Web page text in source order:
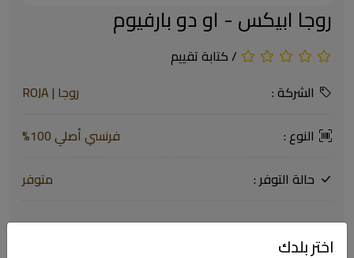
روجا ابيكس - او دو بارفيوم
/كتابة تقييم
الشركة :
روجا | ROJA
النوع :
فرنسي أصلي 100%
حالة التوفر :
متوفر
$263.33
اختر بلدك